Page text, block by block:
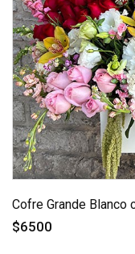
Cofre Grande Blanco
$6500